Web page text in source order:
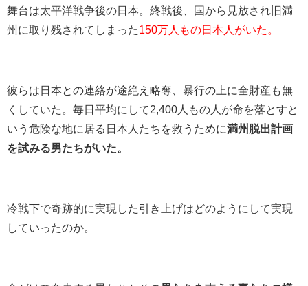
舞台は太平洋戦争後の日本。終戦後、国から見放され旧満
州に取り残されてしまった150万人もの日本人がいた。
彼らは日本との連絡が途絶え略奪、暴行の上に全財産も無
くしていた。毎日平均にして2,400人もの人が命を落とすと
いう危険な地に居る日本人たちを救うために満州脱出計画
を試みる男たちがいた。
冷戦下で奇跡的に実現した引き上げはどのようにして実現
していったのか。